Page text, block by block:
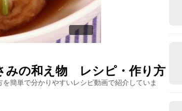
みの和え物 レシピ・作り方
を簡単で分かりやすいレシピ動画で紹介していま